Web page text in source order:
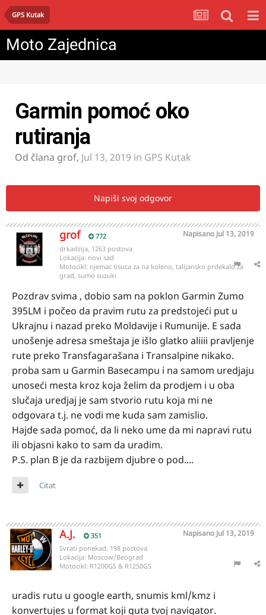
GPS Kutak
Moto Zajednica
Garmin pomoć oko
rutiranja
Od člana grof, Jul 13, 2019 in GPS Kutak
Napiši svoj odgovor
grof 772 Napisano Jul 13, 2019
drkadzija, 1263 postova
Lokacija: novi sad
Motocikl: njemac tisuca za na koleno, talijansko prdekalo za
grad, sumo suzuki
Pozdrav svima , dobio sam na poklon Garmin Zumo
395LM i počeo da pravim rutu za predstojeći put u
Ukrajnu i nazad preko Moldavije i Rumunije. E sada
unošenje adresa smeštaja je išlo glatko aliiii pravljenje
rute preko Transfagarašana i Transalpine nikako.
proba sam u Garmin Basecampu i na samom uredjaju
unoseći mesta kroz koja želim da prodjem i u oba
slučaja uredjaj je sam stvorio rutu koja mi ne
odgovara t.j. ne vodi me kuda sam zamislio.
Hajde sada pomoć, da li neko ume da mi napravi rutu
ili objasni kako to sam da uradim.
P.S. plan B je da razbijem djubre o pod....
Citat
A.J. 351 Napisano Jul 13, 2019
Svrati ponekad, 198 postova
Lokacija: Moscow/Beograd
Motocikl: R1200GS & R1250GS
uradis rutu u google earth, snumis kml/kmz i
konvertujes u format koji guta tvoj navigator.